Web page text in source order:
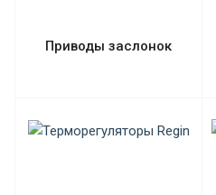
Приводы заслонок